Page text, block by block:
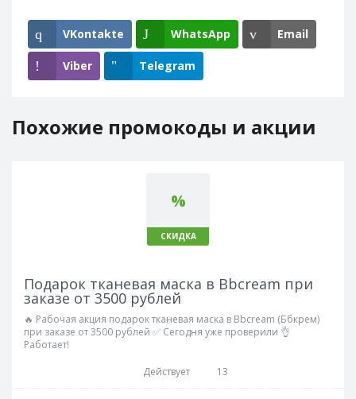
VKontakte WhatsApp Email
Viber Telegram
Похожие промокоды и акции
%
СКИДКА
Подарок тканевая маска в Bbcream при
заказе от 3500 рублей
🔥 Рабочая акция подарок тканевая маска в Bbcream (Ббкрем)
при заказе от 3500 рублей ✅ Сегодня уже проверили 👌
Работает!
Действует
13